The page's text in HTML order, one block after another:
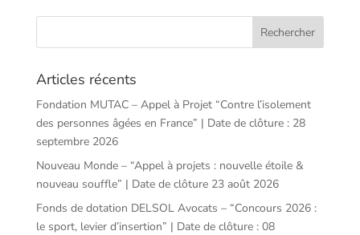
Articles récents
Fondation MUTAC – Appel à Projet “Contre l’isolement
des personnes âgées en France” | Date de clôture : 28
septembre 2026
Nouveau Monde – “Appel à projets : nouvelle étoile &
nouveau souffle” | Date de clôture 23 août 2026
Fonds de dotation DELSOL Avocats – “Concours 2026 :
le sport, levier d’insertion” | Date de clôture : 08